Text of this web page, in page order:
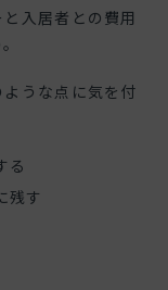
入居者との費用
うな点に気を付
る
残す